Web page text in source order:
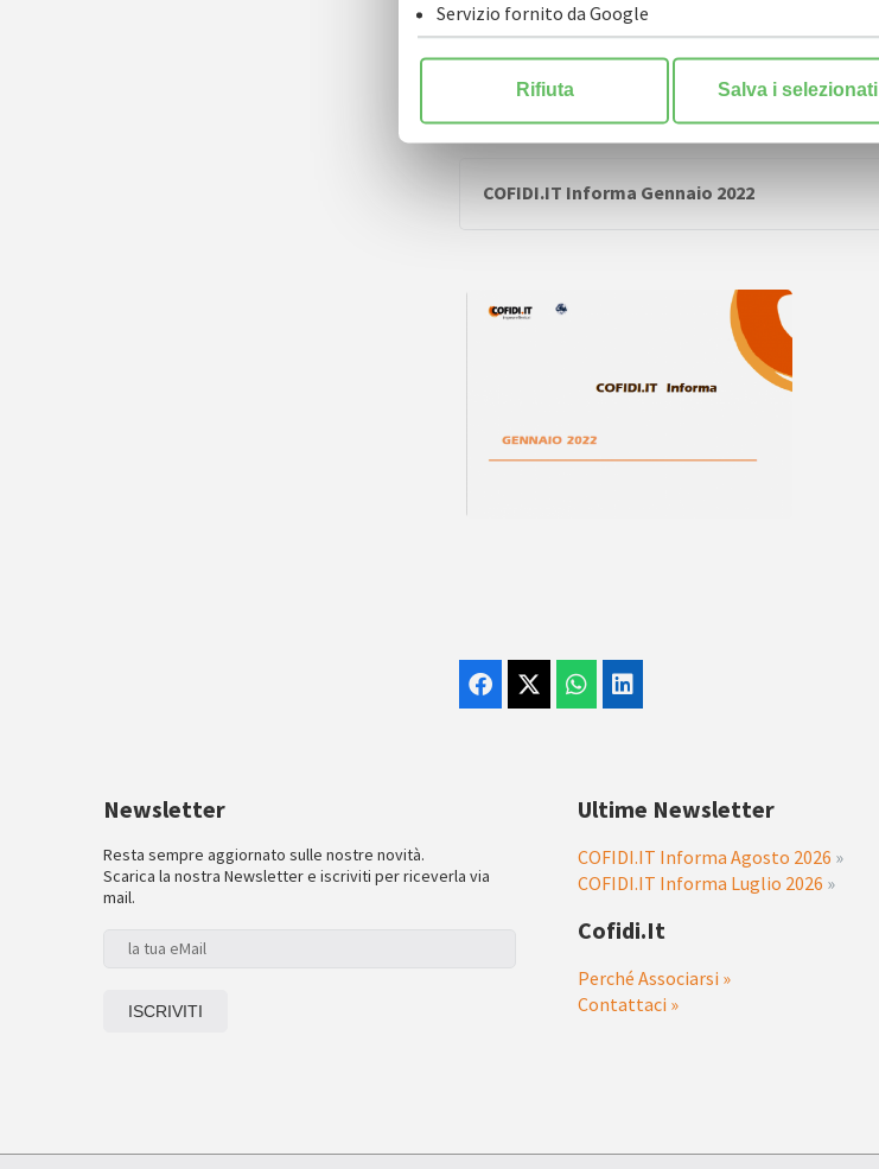
COFIDI.IT Informa Gennaio 2022
Newsletter
Resta sempre aggiornato sulle nostre novità.
Scarica la nostra Newsletter e iscriviti per riceverla via
mail.
Ultime Newsletter
COFIDI.IT Informa Agosto 2026 »
COFIDI.IT Informa Luglio 2026 »
Cofidi.it
Perché Associarsi »
Contattaci »
Servizio fornito da Google
Rifiuta Salva i selezionati